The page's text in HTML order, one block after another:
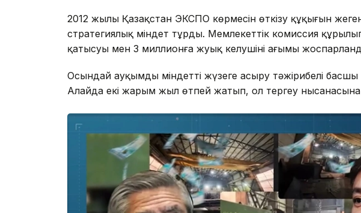
2012 жылы Қазақстан ЭКСПО көрмесін өткізу құқығын
стратегиялық міндет тұрды. Мемлекеттік комиссия
қатысуы мен 3 миллионға жуық келушінің ағымы
Осындай ауқымды міндетті жүзеге асыру тәжірибелі басшы
Алайда екі жарым жыл өтпей жатып, ол тергеу нысанасына